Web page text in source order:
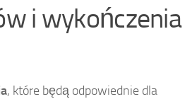
i wykończenia
, które będą odpowiednie dla